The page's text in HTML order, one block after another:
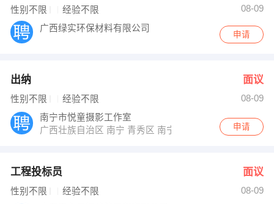
性别不限 经验不限
08-09
广西绿实环保材料有限公司
申请
出纳 面议
性别不限 经验不限
08-09
南宁市悦童摄影工作室
广西壮族自治区 南宁 青秀区 南宁民族大道49-2号广西民
申请
工程投标员 面议
性别不限 经验不限
08-09